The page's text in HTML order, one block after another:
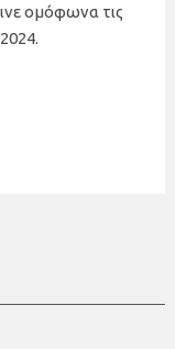
ομόφωνα τις